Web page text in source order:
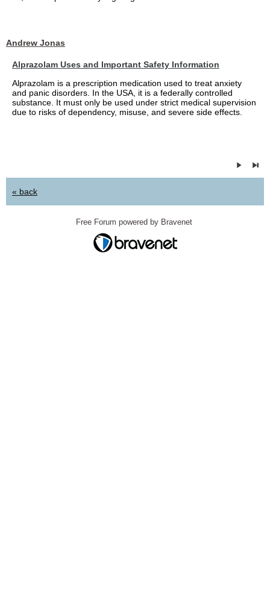
Andrew Jonas
Alprazolam Uses and Important Safety Information
Alprazolam is a prescription medication used to treat anxiety
and panic disorders. In the USA, it is a federally controlled
substance. It must only be used under strict medical supervision
due to risks of dependency, misuse, and severe side effects.
« back
Free Forum powered by Bravenet